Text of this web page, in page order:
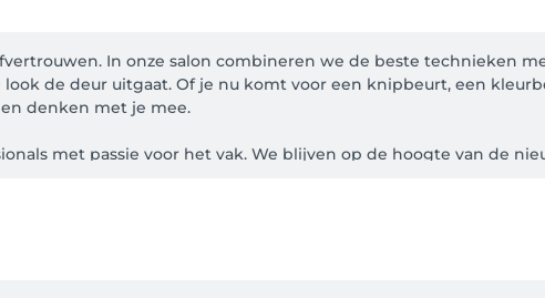
In onze salon combineren we de beste technieken
de deur uitgaat. Of je nu komt voor een knipbeurt, een
denken met je mee.
met passie voor het vak. We blijven op de hoogte van de
lef — precies zoals jij het mag verwachten van een plek waar jij